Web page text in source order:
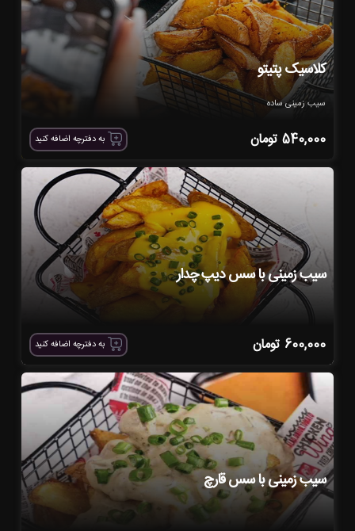
کلاسیک پتیتو
سیب زمینی ساده
540,000 تومان به دفترچه اضافه کنید
سیب زمینی با سس دیپ چدار
600,000 تومان به دفترچه اضافه کنید
سیب زمینی با سس قارچ